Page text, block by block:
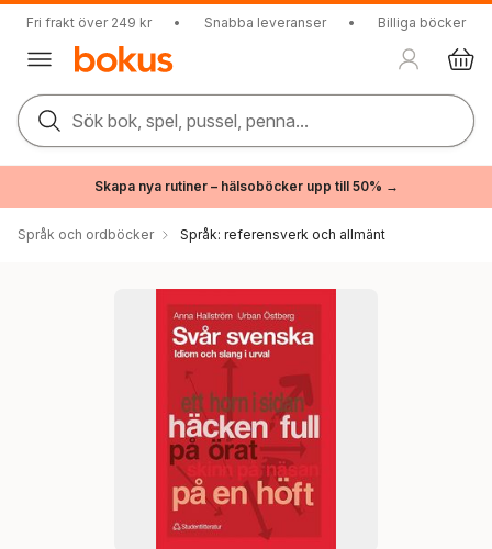
Fri frakt över 249 kr • Snabba leveranser • Billiga böcker
Sök bok, spel, pussel, penna...
Skapa nya rutiner – hälsoböcker upp till 50% →
Språk och ordböcker Språk: referensverk och allmänt